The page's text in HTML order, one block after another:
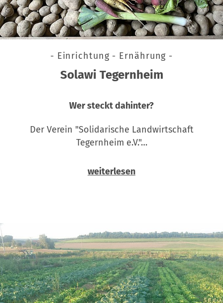
- Einrichtung - Ernährung -
Solawi Tegernheim
Wer steckt dahinter?
Der Verein "Solidarische Landwirtschaft
Tegernheim e.V."…
weiterlesen